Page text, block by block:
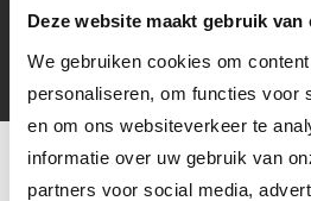
Deze website maakt gebruik van
We gebruiken cookies om
personaliseren, om functies voor
en om ons websiteverkeer te
informatie over uw gebruik van
partners voor social media,
Meer weten over